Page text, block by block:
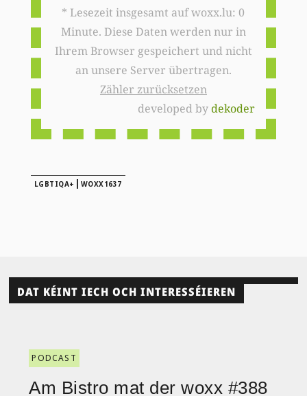
* Lesezeit insgesamt auf woxx.lu: 0
Minute. Diese Daten werden nur in
Ihrem Browser gespeichert und nicht
an unsere Server übertragen.
Zähler zurücksetzen
developed bydekoder
LGBTIQA+ | WOXX1637
DAT KÉINT IECH OCH INTERESSÉIEREN
PODCAST
Am Bistro mat der woxx #388